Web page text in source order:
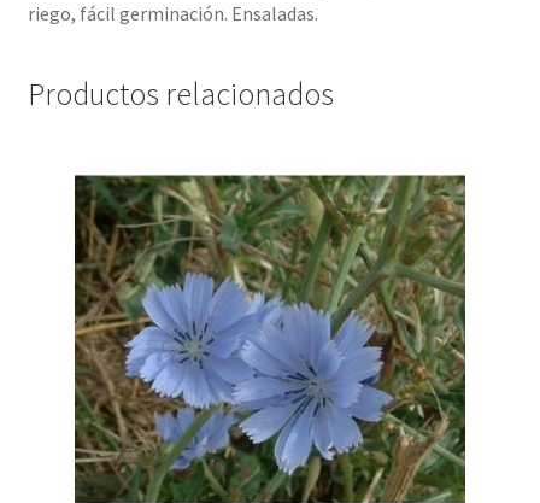
riego, fácil germinación. Ensaladas.
Productos relacionados